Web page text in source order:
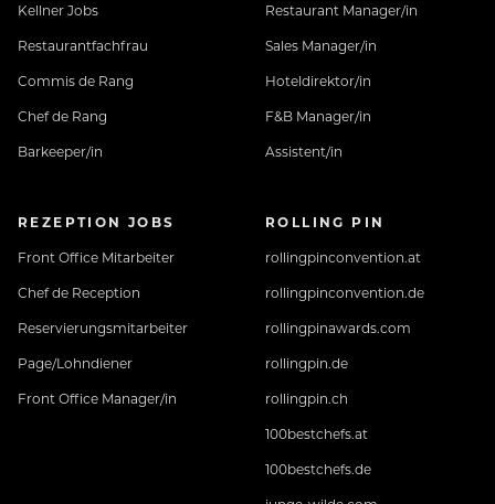
Kellner Jobs
Restaurantfachfrau
Commis de Rang
Chef de Rang
Barkeeper/in
Restaurant Manager/in
Sales Manager/in
Hoteldirektor/in
F&B Manager/in
Assistent/in
REZEPTION JOBS
Front Office Mitarbeiter
Chef de Reception
Reservierungsmitarbeiter
Page/Lohndiener
Front Office Manager/in
ROLLING PIN
rollingpinconvention.at
rollingpinconvention.de
rollingpinawards.com
rollingpin.de
rollingpin.ch
100bestchefs.at
100bestchefs.de